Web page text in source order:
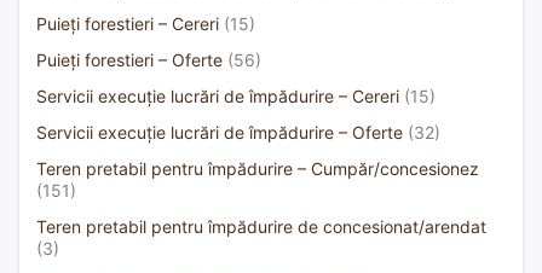
Puieți forestieri – Cereri (15)
Puieți forestieri – Oferte (56)
Servicii execuție lucrări de împădurire – Cereri (15)
Servicii execuție lucrări de împădurire – Oferte (32)
Teren pretabil pentru împădurire – Cumpăr/concesionez
(151)
Teren pretabil pentru împădurire de concesionat/arendat
(3)